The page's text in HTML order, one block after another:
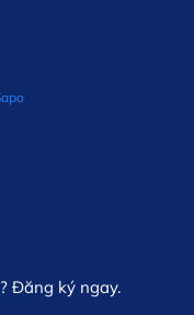
Đăng ký ngay.